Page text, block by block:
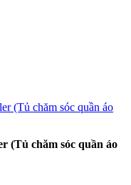
(Tủ chăm sóc quần áo